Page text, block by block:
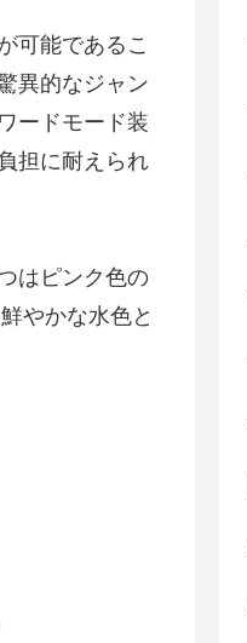
可能であるこ
異的なジャン
ードモード装
担に耐えられ
はピンク色の
やかな水色と